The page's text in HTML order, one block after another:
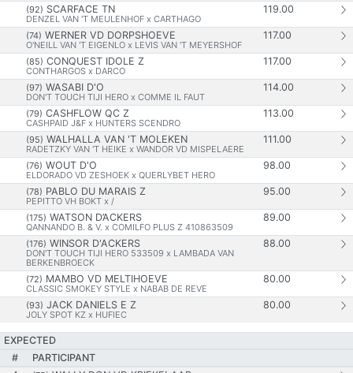
(92) SCARFACE TN
DENZEL VAN 'T MEULENHOF x CARTHAGO
119.00
(74) WERNER VD DORPSHOEVE
O'NEILL VAN 'T EIGENLO x LEVIS VAN 'T MEYERSHOF
117.00
(85) CONQUEST IDOLE Z
CONTHARGOS x DARCO
117.00
(97) WASABI D'O
DON'T TOUCH TIJI HERO x COMME IL FAUT
114.00
(79) CASHFLOW QC Z
CASHPAID J&F x HUNTERS SCENDRO
113.00
(95) WALHALLA VAN 'T MOLEKEN
RADETZKY VAN 'T HEIKE x WANDOR VD MISPELAERE
111.00
(76) WOUT D'O
ELDORADO VD ZESHOEK x QUERLYBET HERO
98.00
(78) PABLO DU MARAIS Z
PEPITTO VH BOKT x /
95.00
(175) WATSON D’ACKERS
QANNANDO B. & V. x COMILFO PLUS Z 410863509
89.00
(176) WINSOR D'ACKERS
DON'T TOUCH TIJI HERO 533509 x LAMBADA VAN
BERKENBROECK
88.00
(72) MAMBO VD MELTIHOEVE
CLASSIC SMOKEY STYLE x NABAB DE REVE
80.00
(93) JACK DANIELS E Z
JOLY SPOT KZ x HUFIEC
80.00
EXPECTED
#
PARTICIPANT